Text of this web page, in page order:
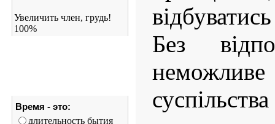
Увеличить член, грудь!
100%
Время - это:
длительность бытия
Без